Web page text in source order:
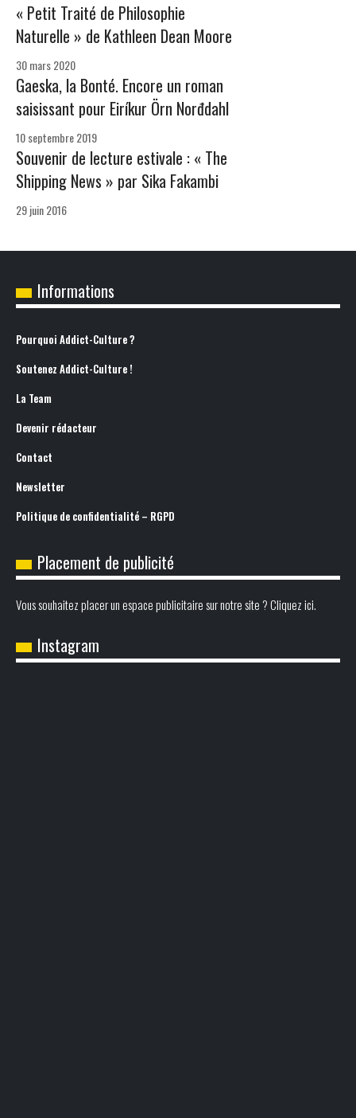
« Petit Traité de Philosophie
Naturelle » de Kathleen Dean Moore
30 mars 2020
Gaeska, la Bonté. Encore un roman
saisissant pour Eiríkur Örn Norđdahl
10 septembre 2019
Souvenir de lecture estivale : « The
Shipping News » par Sika Fakambi
29 juin 2016
Informations
Pourquoi Addict-Culture ?
Soutenez Addict-Culture !
La Team
Devenir rédacteur
Contact
Newsletter
Politique de confidentialité – RGPD
Placement de publicité
Vous souhaitez placer un espace publicitaire sur notre site ? Cliquez ici.
Instagram